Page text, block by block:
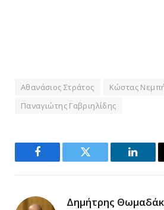
Αθανάσιος Στράτος Κώστας
Παναγιώτης Γαβριηλίδης
Facebook Twitter
Δημήτρης